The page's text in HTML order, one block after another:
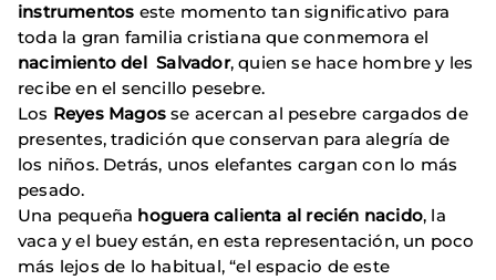
instrumentos este momento tan significativo para
toda la gran familia cristiana que conmemora el
nacimiento del Salvador, quien se hace hombre y les
recibe en el sencillo pesebre.
Los Reyes Magos se acercan al pesebre cargados de
presentes, tradición que conservan para alegría de
los niños. Detrás, unos elefantes cargan con lo más
pesado.
Una pequeña hoguera calienta al recién nacido, la
vaca y el buey están, en esta representación, un poco
más lejos de lo habitual, “el espacio de este